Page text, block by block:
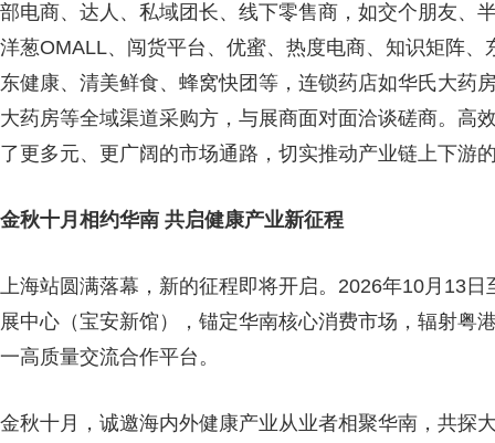
部电商、达人、私域团长、线下零售商，如交个朋友、
洋葱OMALL、闯货平台、优蜜、热度电商、知识矩阵
东健康、清美鲜食、蜂窝快团等，连锁药店如华氏大药
大药房等全域渠道采购方，与展商面对面洽谈磋商。高
了更多元、更广阔的市场通路，切实推动产业链上下游
金秋十月相约华南 共启健康产业新征程
上海站圆满落幕，新的征程即将开启。2026年10月13
展中心（宝安新馆），锚定华南核心消费市场，辐射粤
一高质量交流合作平台。
金秋十月，诚邀海内外健康产业从业者相聚华南，共探